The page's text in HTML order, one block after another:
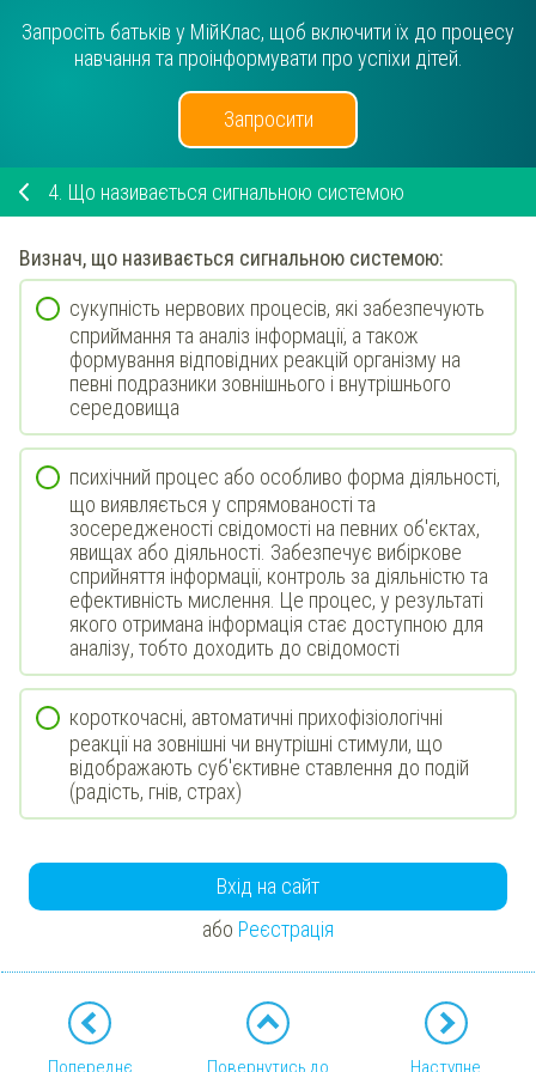
Запросіть батьків у МійКлас, щоб включити їх до процесу
навчання та проінформувати про успіхи дітей.
Запросити
4. Що називається сигнальною системою
Визнач, що називається сигнальною системою:
сукупність нервових процесів, які забезпечують
сприймання та аналіз інформації, а також
формування відповідних реакцій організму на
певні подразники зовнішнього і внутрішнього
середовища
психічний процес або особливо форма діяльності,
що виявляється у спрямованості та
зосередженості свідомості на певних об'єктах,
явищах або діяльності. Забезпечує вибіркове
сприйняття інформації, контроль за діяльністю та
ефективність мислення. Це процес, у результаті
якого отримана інформація стає доступною для
аналізу, тобто доходить до свідомості
короткочасні, автоматичні прихофізіологічні
реакції на зовнішні чи внутрішні стимули, що
відображають суб'єктивне ставлення до подій
(радість, гнів, страх)
Вхід на сайт
або Реєстрація
Попереднє Повернутись до Наступне